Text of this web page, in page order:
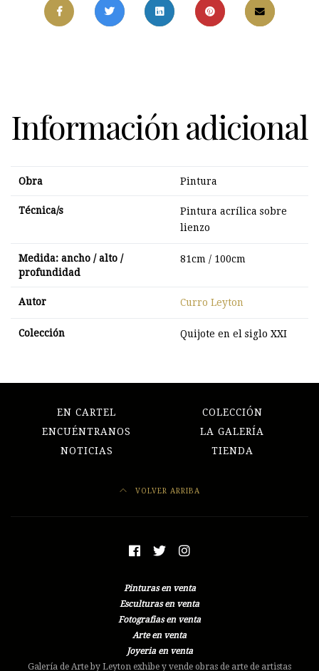
Información adicional
Obra Pintura
Técnica/s
Pintura acrílica sobre
lienzo
Medida: ancho / alto /
profundidad
81cm / 100cm
Autor Curro Leyton
Colección Quijote en el siglo XXI
EN CARTEL
COLECCIÓN
ENCUÉNTRANOS
LA GALERÍA
NOTICIAS
TIENDA
VOLVER ARRIBA
Pinturas en venta
Esculturas en venta
Fotografias en venta
Arte en venta
Joyeria en venta
Galería de Arte by Leyton exhibe y vende obras de arte de artistas